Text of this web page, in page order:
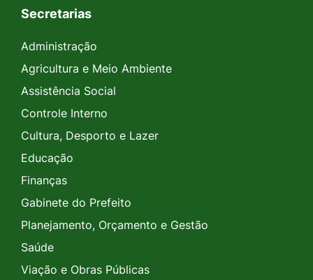
Secretarias
Administração
Agricultura e Meio Ambiente
Assistência Social
Controle Interno
Cultura, Desporto e Lazer
Educação
Finanças
Gabinete do Prefeito
Planejamento, Orçamento e Gestão
Saúde
Viação e Obras Públicas